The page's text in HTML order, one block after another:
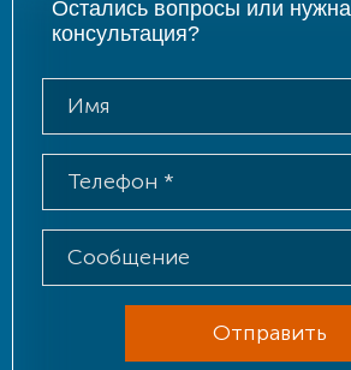
Остались вопросы или нужна
консультация?
Отправить